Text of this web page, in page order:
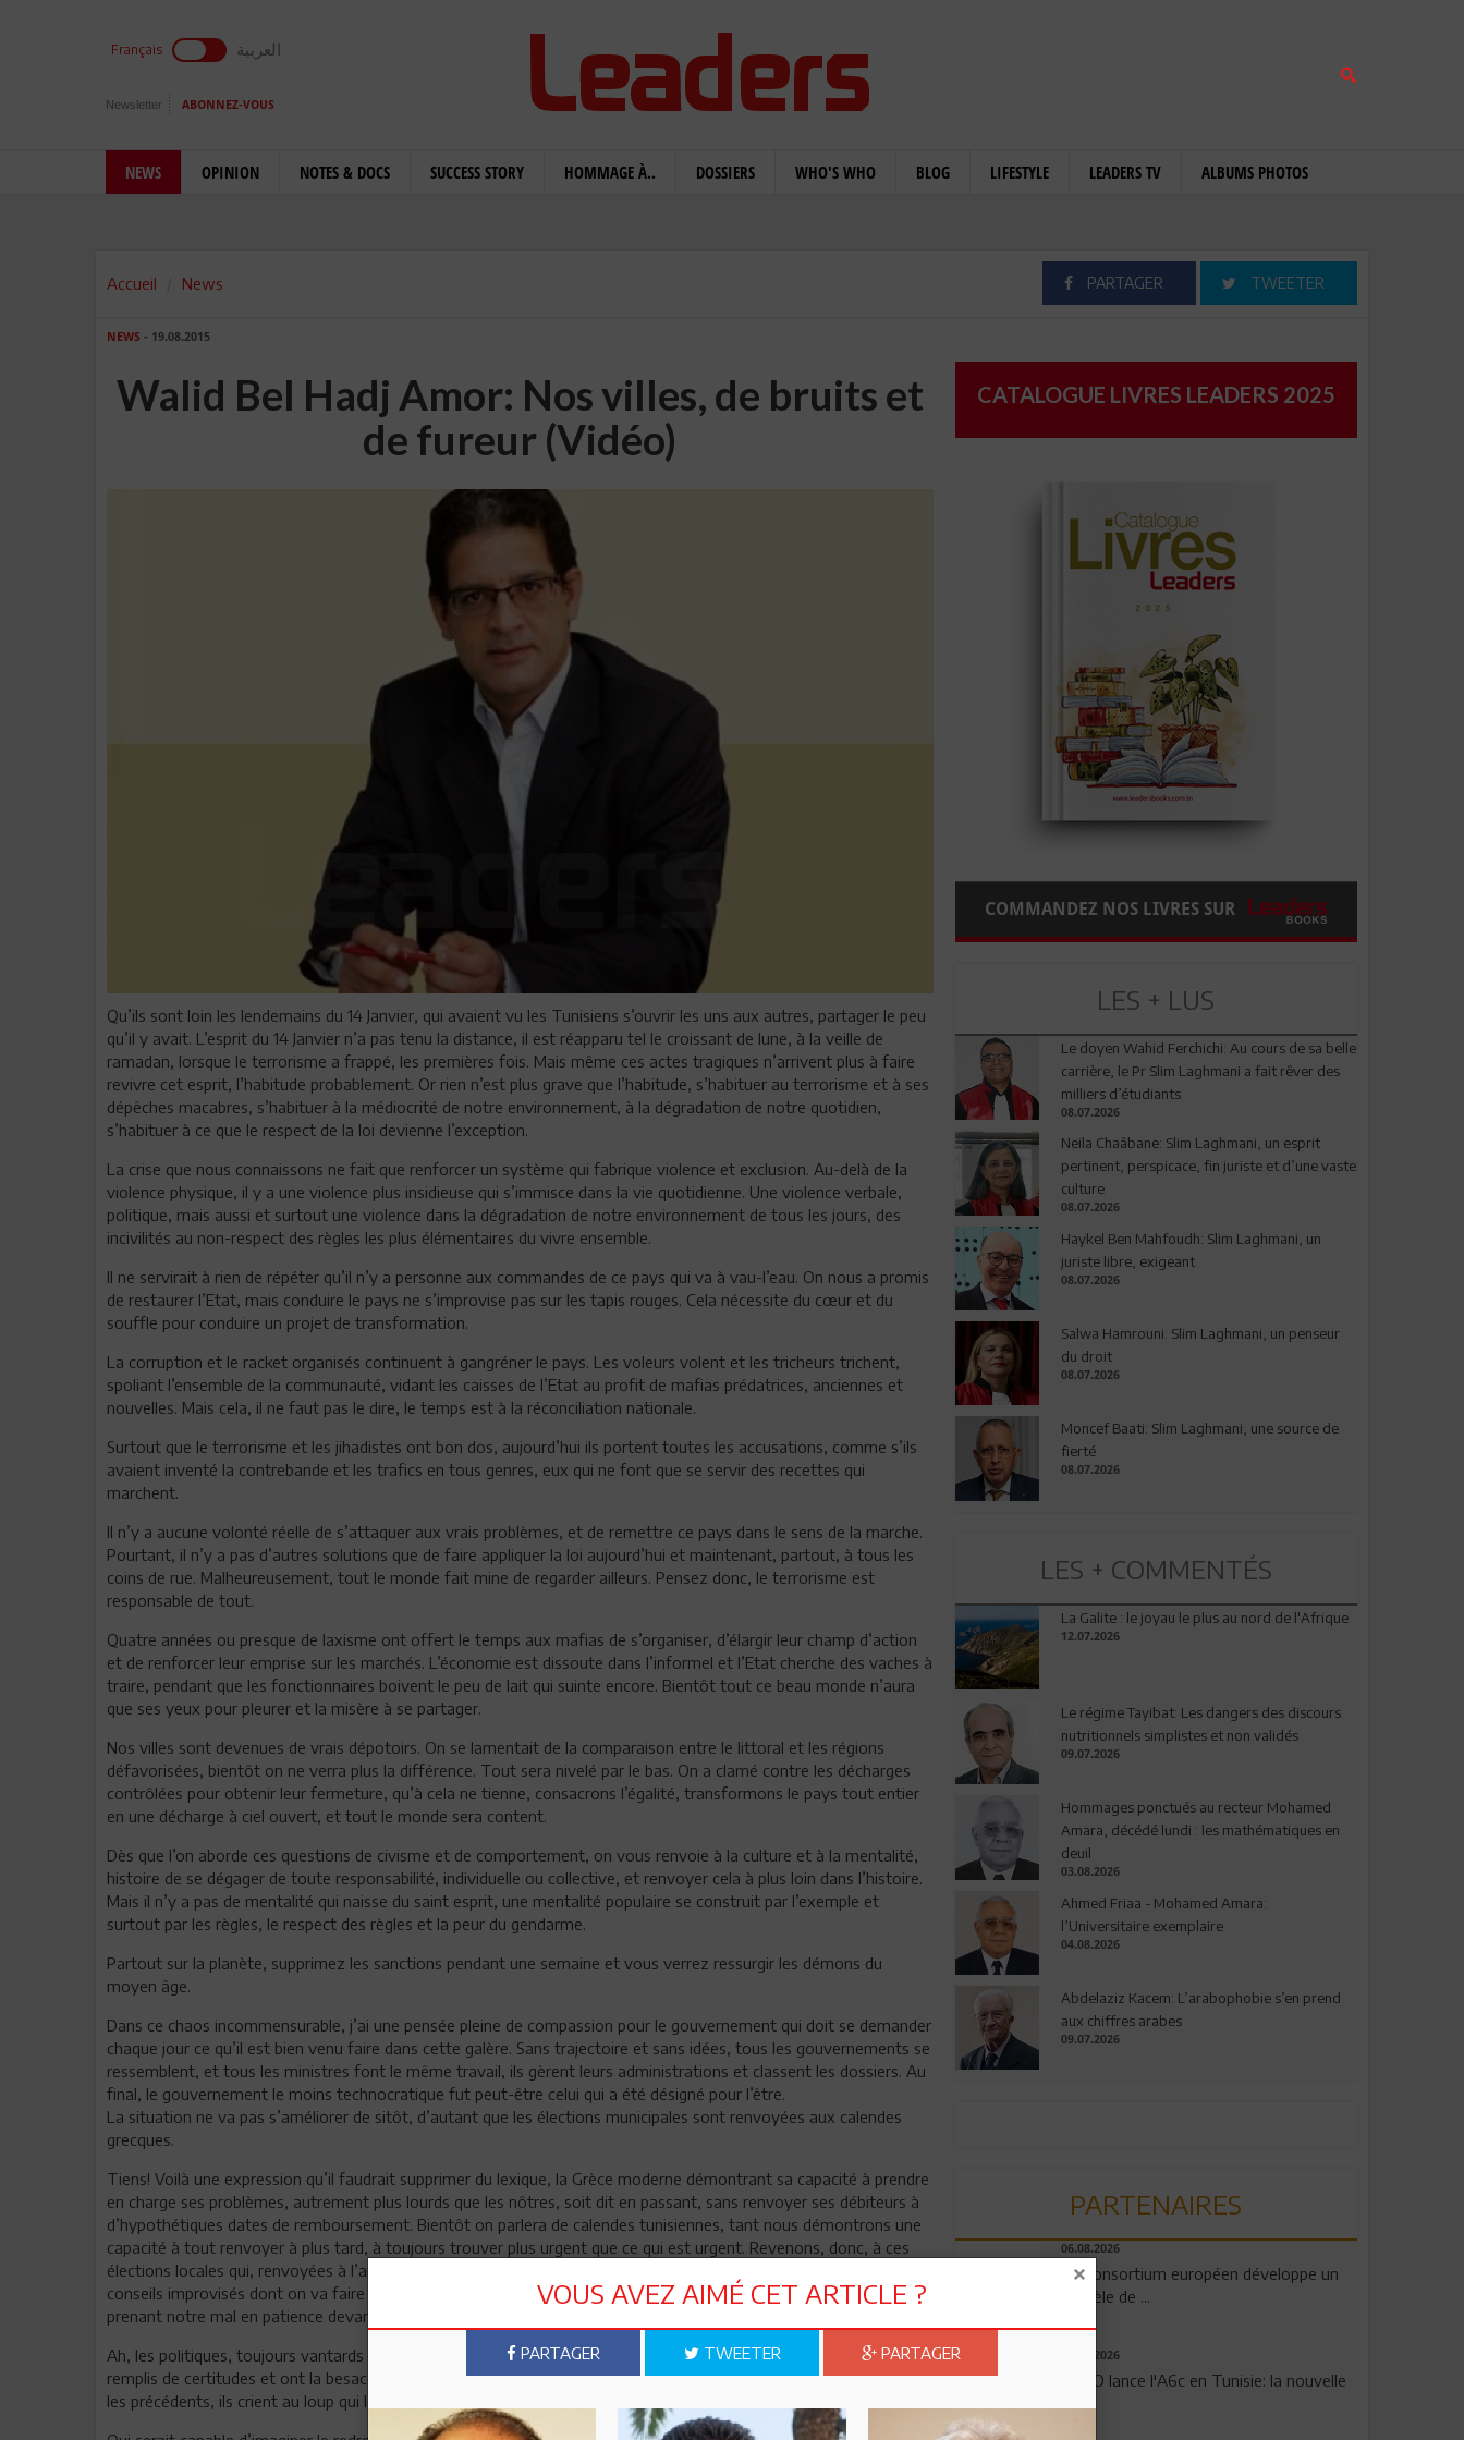
Français العربية
Newsletter ABONNEZ-VOUS
NEWS OPINION NOTES & DOCS SUCCESS STORY HOMMAGE À.. DOSSIERS WHO'S WHO BLOG LIFESTYLE LEADERS TV ALBUMS PHOTOS
Accueil News PARTAGER TWEETER
NEWS - 19.08.2015
Walid Bel Hadj Amor: Nos villes, de bruits et
de fureur (Vidéo)
Qu’ils sont loin les lendemains du 14 Janvier, qui avaient vu les Tunisiens s’ouvrir les uns aux autres, partager le peu
qu’il y avait. L’esprit du 14 Janvier n’a pas tenu la distance, il est réapparu tel le croissant de lune, à la veille de
ramadan, lorsque le terrorisme a frappé, les premières fois. Mais même ces actes tragiques n’arrivent plus à faire
revivre cet esprit, l’habitude probablement. Or rien n’est plus grave que l’habitude, s’habituer au terrorisme et à ses
dépêches macabres, s’habituer à la médiocrité de notre environnement, à la dégradation de notre quotidien,
s’habituer à ce que le respect de la loi devienne l’exception.
La crise que nous connaissons ne fait que renforcer un système qui fabrique violence et exclusion. Au-delà de la
violence physique, il y a une violence plus insidieuse qui s’immisce dans la vie quotidienne. Une violence verbale,
politique, mais aussi et surtout une violence dans la dégradation de notre environnement de tous les jours, des
incivilités au non-respect des règles les plus élémentaires du vivre ensemble.
Il ne servirait à rien de répéter qu’il n’y a personne aux commandes de ce pays qui va à vau-l’eau. On nous a promis
de restaurer l’Etat, mais conduire le pays ne s’improvise pas sur les tapis rouges. Cela nécessite du cœur et du
souffle pour conduire un projet de transformation.
La corruption et le racket organisés continuent à gangréner le pays. Les voleurs volent et les tricheurs trichent,
spoliant l’ensemble de la communauté, vidant les caisses de l’Etat au profit de mafias prédatrices, anciennes et
nouvelles. Mais cela, il ne faut pas le dire, le temps est à la réconciliation nationale.
Surtout que le terrorisme et les jihadistes ont bon dos, aujourd’hui ils portent toutes les accusations, comme s’ils
avaient inventé la contrebande et les trafics en tous genres, eux qui ne font que se servir des recettes qui
marchent.
Il n’y a aucune volonté réelle de s’attaquer aux vrais problèmes, et de remettre ce pays dans le sens de la marche.
Pourtant, il n’y a pas d’autres solutions que de faire appliquer la loi aujourd’hui et maintenant, partout, à tous les
coins de rue. Malheureusement, tout le monde fait mine de regarder ailleurs. Pensez donc, le terrorisme est
responsable de tout.
Quatre années ou presque de laxisme ont offert le temps aux mafias de s’organiser, d’élargir leur champ d’action
et de renforcer leur emprise sur les marchés. L’économie est dissoute dans l’informel et l’Etat cherche des vaches à
traire, pendant que les fonctionnaires boivent le peu de lait qui suinte encore. Bientôt tout ce beau monde n’aura
que ses yeux pour pleurer et la misère à se partager.
Nos villes sont devenues de vrais dépotoirs. On se lamentait de la comparaison entre le littoral et les régions
défavorisées, bientôt on ne verra plus la différence. Tout sera nivelé par le bas. On a clamé contre les décharges
contrôlées pour obtenir leur fermeture, qu’à cela ne tienne, consacrons l’égalité, transformons le pays tout entier
en une décharge à ciel ouvert, et tout le monde sera content.
Dès que l’on aborde ces questions de civisme et de comportement, on vous renvoie à la culture et à la mentalité,
histoire de se dégager de toute responsabilité, individuelle ou collective, et renvoyer cela à plus loin dans l’histoire.
Mais il n’y a pas de mentalité qui naisse du saint esprit, une mentalité populaire se construit par l’exemple et
surtout par les règles, le respect des règles et la peur du gendarme.
Partout sur la planète, supprimez les sanctions pendant une semaine et vous verrez ressurgir les démons du
moyen âge.
Dans ce chaos incommensurable, j’ai une pensée pleine de compassion pour le gouvernement qui doit se demander
chaque jour ce qu’il est bien venu faire dans cette galère. Sans trajectoire et sans idées, tous les gouvernements se
ressemblent, et tous les ministres font le même travail, ils gèrent leurs administrations et classent les dossiers. Au
final, le gouvernement le moins technocratique fut peut-être celui qui a été désigné pour l’être.
La situation ne va pas s’améliorer de sitôt, d’autant que les élections municipales sont renvoyées aux calendes
grecques.
Tiens! Voilà une expression qu’il faudrait supprimer du lexique, la Grèce moderne démontrant sa capacité à prendre
en charge ses problèmes, autrement plus lourds que les nôtres, soit dit en passant, sans renvoyer ses débiteurs à
d’hypothétiques dates de remboursement. Bientôt on parlera de calendes tunisiennes, tant nous démontrons une
capacité à tout renvoyer à plus tard, à toujours trouver plus urgent que ce qui est urgent. Revenons, donc, à ces
élections locales qui, renvoyées à l’année prochaine, Inchallah, laisseront les municipalités entre les mains de
conseils improvisés dont on va faire semblant de louer le sacrifice, tout en oubliant de juger la compétence,
prenant notre mal en patience devant les calculs politiciens.
Ah, les politiques, toujours vantards et arrogants avant les élections, pleutres et versatiles après ! Avant ils sont
remplis de certitudes et ont la besace remplie de solutions, après ils ne savent plus rien et font la même chose que
les précédents, ils crient au loup qui les contraint à l’immobilisme.
CATALOGUE LIVRES LEADERS 2025
COMMANDEZ NOS LIVRES SUR
LES + LUS
Le doyen Wahid Ferchichi: Au cours de sa belle
carrière, le Pr Slim Laghmani a fait rêver des
milliers d’étudiants
08.07.2026
Neila Chaâbane: Slim Laghmani, un esprit
pertinent, perspicace, fin juriste et d’une vaste
culture
08.07.2026
Haykel Ben Mahfoudh: Slim Laghmani, un
juriste libre, exigeant
08.07.2026
Salwa Hamrouni: Slim Laghmani, un penseur
du droit
08.07.2026
Moncef Baati: Slim Laghmani, une source de
fierté
08.07.2026
LES + COMMENTÉS
La Galite : le joyau le plus au nord de l'Afrique
12.07.2026
Le régime Tayibat: Les dangers des discours
nutritionnels simplistes et non validés
09.07.2026
Hommages ponctués au recteur Mohamed
Amara, décédé lundi : les mathématiques en
deuil
03.08.2026
Ahmed Friaa - Mohamed Amara:
l’Universitaire exemplaire
04.08.2026
Abdelaziz Kacem: L’arabophobie s’en prend
aux chiffres arabes
09.07.2026
PARTENAIRES
06.08.2026
Un consortium européen développe un
modèle de ...
04.08.2026
OPPO lance l'A6c en Tunisie: la nouvelle
VOUS AVEZ AIMÉ CET ARTICLE ?
PARTAGER TWEETER PARTAGER